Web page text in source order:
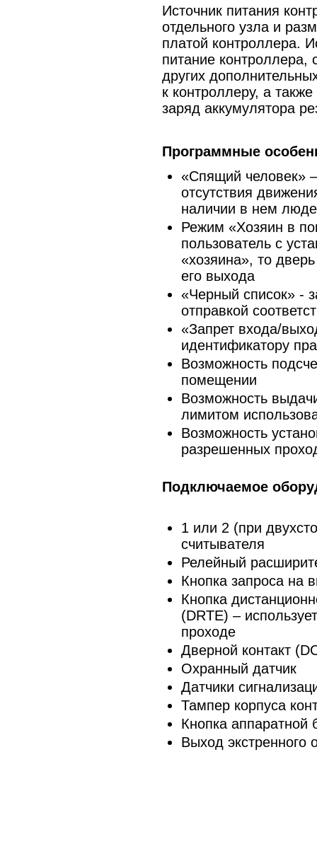
Источник питания
отдельного узла и
платой контроллера.
питание контроллера,
других
к контроллеру, а
заряд аккумулятора
Программные
«Спящий человек»
отсутствия
наличии в нем
Режим «Хозяин в
пользователь с
«хозяина», то
его выхода
«Черный список» -
отправкой
«Запрет входа/
идентификатору
Возможность
помещении
Возможность
лимитом
Возможность
разрешенных
Подключаемое
1 или 2 (при
считывателя
Релейный
Кнопка запроса на
Кнопка
(DRTE) –
проходе
Дверной контакт
Охранный датчик
Датчики
Тампер корпуса
Кнопка аппаратной
Выход экстренного